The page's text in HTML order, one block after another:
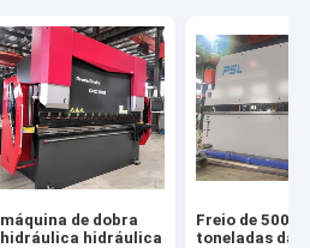
máquina de dobra
hidráulica hidráulica
Freio de 500
toneladas da